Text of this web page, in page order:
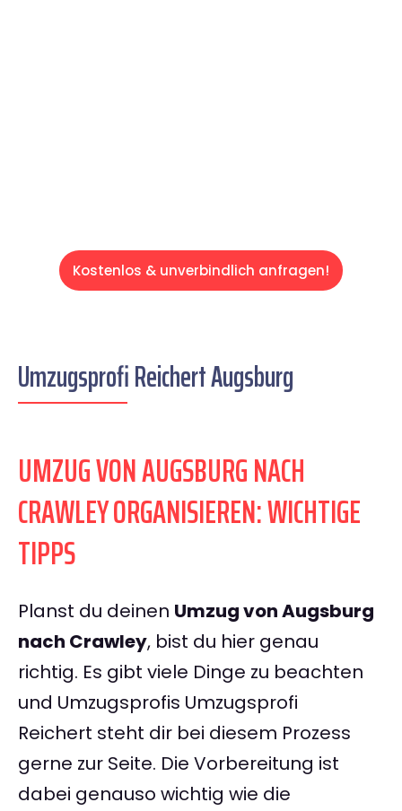
Kostenlos & unverbindlich anfragen!
Umzugsprofi Reichert Augsburg
UMZUG VON AUGSBURG NACH
CRAWLEY ORGANISIEREN: WICHTIGE
TIPPS
Planst du deinen Umzug von Augsburg
nach Crawley, bist du hier genau
richtig. Es gibt viele Dinge zu beachten
und Umzugsprofis Umzugsprofi
Reichert steht dir bei diesem Prozess
gerne zur Seite. Die Vorbereitung ist
dabei genauso wichtig wie die